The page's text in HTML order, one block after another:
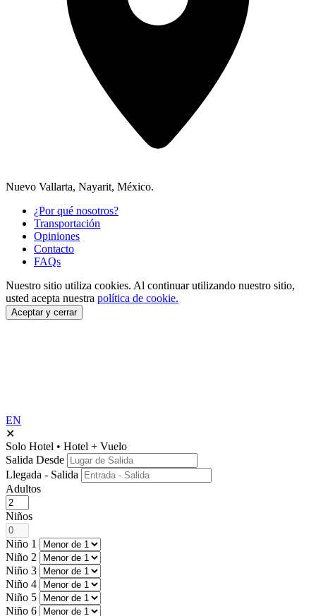
Nuevo Vallarta, Nayarit, México.
¿Por qué nosotros?
Transportación
Opiniones
Contacto
FAQs
Nuestro sitio utiliza cookies. Al continuar utilizando nuestro sitio,
usted acepta nuestra política de cookie.
Aceptar y cerrar
EN
✕
Solo Hotel • Hotel + Vuelo
Salida Desde
Llegada - Salida
Adultos
Niños
Niño 1
Niño 2
Niño 3
Niño 4
Niño 5
Niño 6